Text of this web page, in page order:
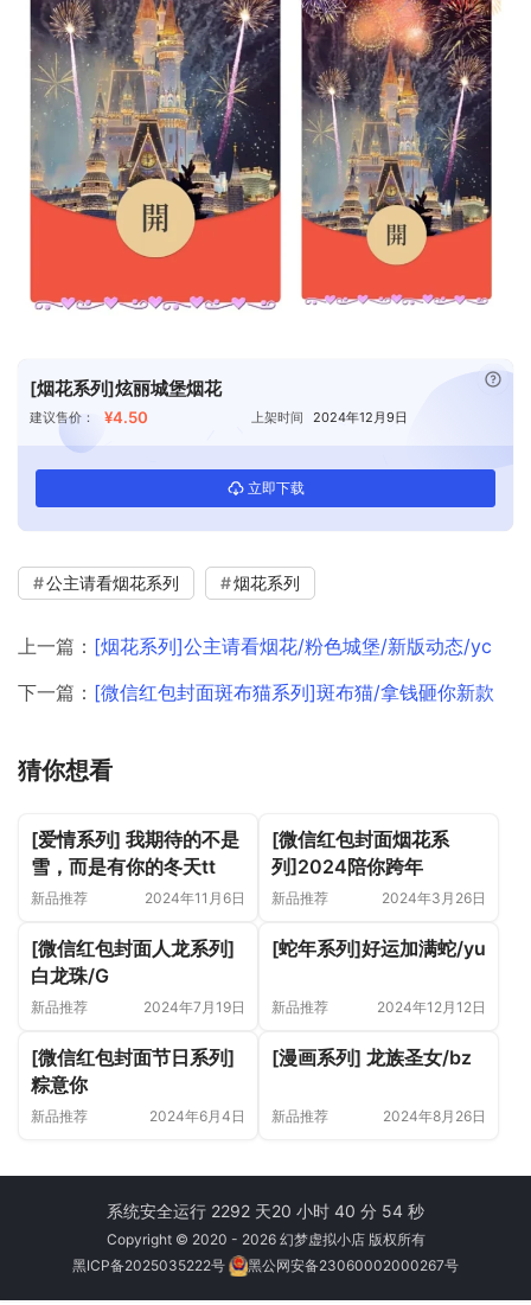
[烟花系列]炫丽城堡烟花
建议售价： ¥4.50 上架时间 2024年12月9日
立即下载
已
公主请看烟花系列 烟花系列
上一篇： [烟花系列]公主请看烟花/粉色城堡/新版动态/yc
下一篇： [微信红包封面斑布猫系列]斑布猫/拿钱砸你新款
猜你想看
[爱情系列] 我期待的不是
雪，而是有你的冬天tt
新品推荐 2024年11月6日
[微信红包封面烟花系
列]2024陪你跨年
新品推荐 2024年3月26日
[微信红包封面人龙系列]
白龙珠/G
新品推荐 2024年7月19日
[蛇年系列]好运加满蛇/yu
新品推荐 2024年12月12日
[微信红包封面节日系列]
粽意你
新品推荐 2024年6月4日
[漫画系列] 龙族圣女/bz
新品推荐 2024年8月26日
系统安全运行 2292 天20 小时 40 分 54 秒
Copyright © 2020 - 2026 幻梦虚拟小店 版权所有
黑ICP备2025035222号
黑公网安备23060002000267号